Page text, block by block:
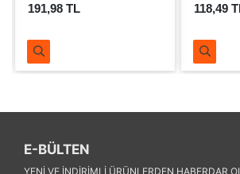
191,98 TL 118,49
E-BÜLTEN
YENI VE INDIRIMLI ÜRÜNLERDEN HABERDAR